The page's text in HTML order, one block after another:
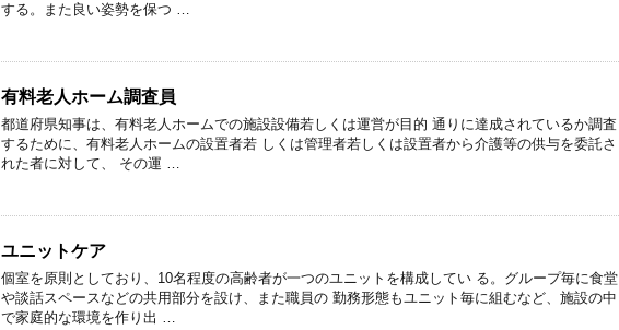
する。また良い姿勢を保つ …
有料老人ホーム調査員
都道府県知事は、有料老人ホームでの施設設備若しくは運営が目的 通りに達成されているか調査
するために、有料老人ホームの設置者若 しくは管理者若しくは設置者から介護等の供与を委託さ
れた者に対して、 その運 …
ユニットケア
個室を原則としており、10名程度の高齢者が一つのユニットを構成してい る。グループ毎に食堂
や談話スペースなどの共用部分を設け、また職員の 勤務形態もユニット毎に組むなど、施設の中
で家庭的な環境を作り出 …